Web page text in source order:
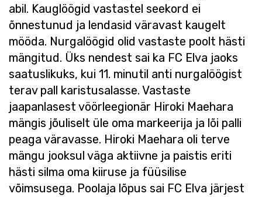
abil. Kauglöögid vastastel seekord ei
õnnestunud ja lendasid väravast kaugelt
mööda. Nurgalöögid olid vastaste poolt hästi
mängitud. Üks nendest sai ka FC Elva jaoks
saatuslikuks, kui 11. minutil anti nurgalöögist
terav pall karistusalasse. Vastaste
jaapanlasest vöörleegionär Hiroki Maehara
mängis jõuliselt üle oma markeerija ja lõi palli
peaga väravasse. Hiroki Maehara oli terve
mängu jooksul väga aktiivne ja paistis eriti
hästi silma oma kiiruse ja füüsilise
võimsusega. Poolaja lõpus sai FC Elva järjest